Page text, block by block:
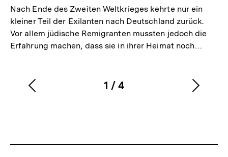
Nach Ende des Zweiten Weltkrieges kehrte nur ein
kleiner Teil der Exilanten nach Deutschland zurück.
Vor allem jüdische Remigranten mussten jedoch die
Erfahrung machen, dass sie in ihrer Heimat noch…
Karussellinhalt
1
von
/4
Vorherigen